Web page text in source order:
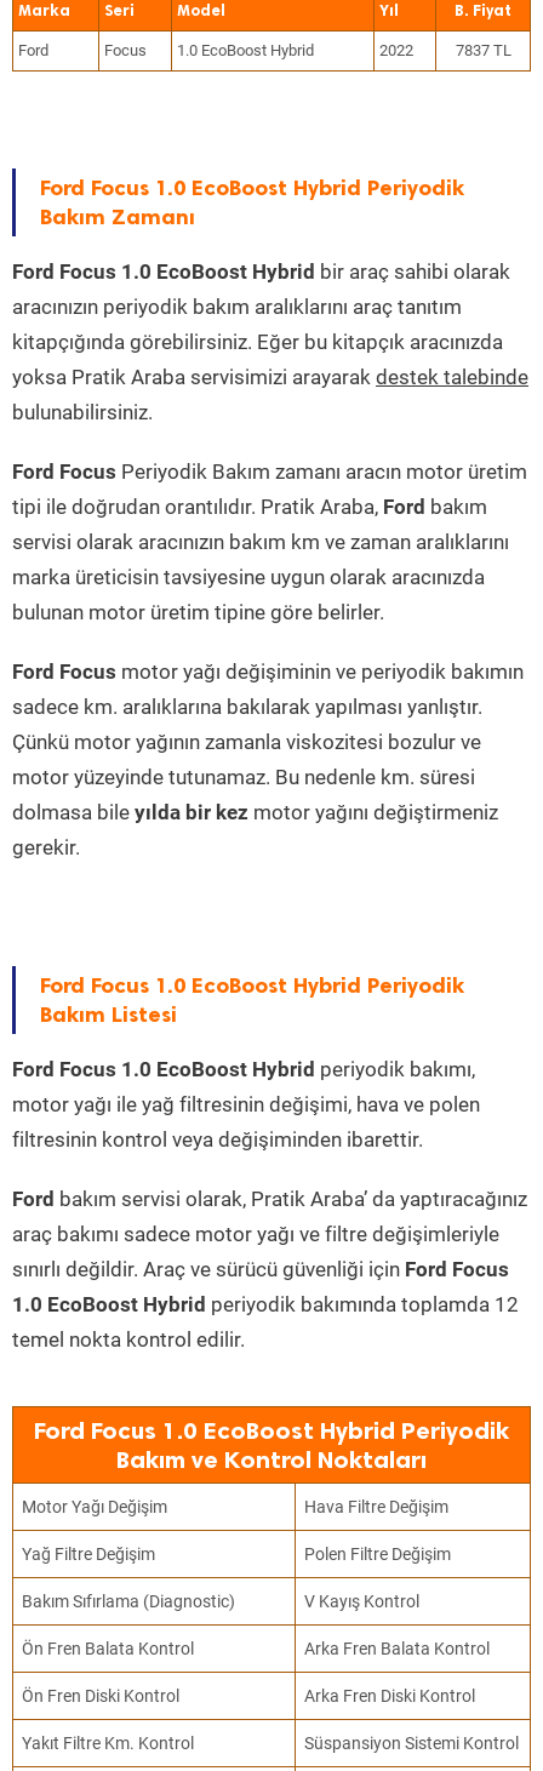
Marka Seri Model Yıl
Ford Focus 1.0 EcoBoost Hybrid 2022 7837 TL
Ford Focus 1.0 EcoBoost Hybrid Periyodik
Bakım Zamanı
Ford Focus 1.0 EcoBoost Hybrid bir araç sahibi olarak
aracınızın periyodik bakım aralıklarını araç tanıtım
kitapçığında görebilirsiniz. Eğer bu kitapçık aracınızda
yoksa Pratik Araba servisimizi arayarak destek talebinde
bulunabilirsiniz.
Ford Focus Periyodik Bakım zamanı aracın motor üretim
tipi ile doğrudan orantılıdır. Pratik Araba, Ford bakım
servisi olarak aracınızın bakım km ve zaman aralıklarını
marka üreticisin tavsiyesine uygun olarak aracınızda
bulunan motor üretim tipine göre belirler.
Ford Focus motor yağı değişiminin ve periyodik bakımın
sadece km. aralıklarına bakılarak yapılması yanlıştır.
Çünkü motor yağının zamanla viskozitesi bozulur ve
motor yüzeyinde tutunamaz. Bu nedenle km. süresi
dolmasa bile yılda bir kez motor yağını değiştirmeniz
gerekir.
Ford Focus 1.0 EcoBoost Hybrid Periyodik
Bakım Listesi
Ford Focus 1.0 EcoBoost Hybrid periyodik bakımı,
motor yağı ile yağ filtresinin değişimi, hava ve polen
filtresinin kontrol veya değişiminden ibarettir.
Ford bakım servisi olarak, Pratik Araba’ da yaptıracağınız
araç bakımı sadece motor yağı ve filtre değişimleriyle
sınırlı değildir. Araç ve sürücü güvenliği için Ford Focus
1.0 EcoBoost Hybrid periyodik bakımında toplamda 12
temel nokta kontrol edilir.
Ford Focus 1.0 EcoBoost Hybrid Periyodik
Bakım ve Kontrol Noktaları
Motor Yağı Değişim Hava Filtre Değişim
Yağ Filtre Değişim Polen Filtre Değişim
Bakım Sıfırlama (Diagnostic) V Kayış Kontrol
Ön Fren Balata Kontrol Arka Fren Balata Kontrol
Ön Fren Diski Kontrol Arka Fren Diski Kontrol
Yakıt Filtre Km. Kontrol Süspansiyon Sistemi Kontrol